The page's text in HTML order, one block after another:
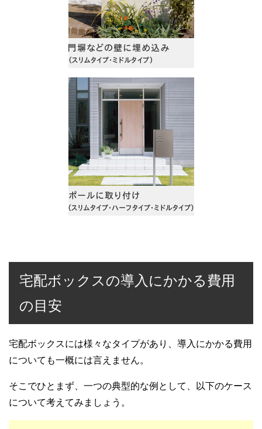
宅配ボックスの導入にかかる費用
の目安
宅配ボックスには様々なタイプがあり、導入にかかる費用
についても一概には言えません。
そこでひとまず、一つの典型的な例として、以下のケース
について考えてみましょう。